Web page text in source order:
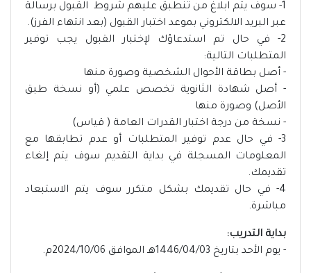
1- سوف يتم ابلاغ من تنطبق عليهم شروط القبول برسالة
عبر البريد الالكتروني بموعد اختبار القبول (بعد انتهاء الفرز).
2- في حال تم استدعاؤك لإختبار القبول يجب توفير
المتطلبات التالية:
- أصل بطاقة الأحوال الشخصية وصورة منها
- أصل شهادة الثانوية تخصص علمي (أو نسخة طبق
الأصل) وصورة منها
- نسخة من درجة اختبار القدرات العامة ( قياس)
3- في حال عدم توفير المتطلبات أو عدم تطابقها مع
المعلومات المسجلة في بداية التقديم سوف يتم إلغاء
تقديمك.
4- في حال تقديمك بشكل متكرر سوف يتم الاستبعاد
مباشرة.
بداية التدريب:
- يوم الأحد بتاريخ 1446/04/03هـ الموافق 2024/10/06م.